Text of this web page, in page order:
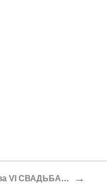
Глава VI СВАДЬБА В ЛЕСУ →